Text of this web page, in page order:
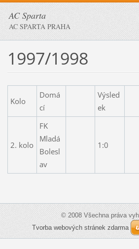
AC Sparta
AC SPARTA PRAHA
1997/1998
Kolo
Domá
cí
Výsled
ek
2. kolo
FK
Mladá
Bolesl
av
1:0
© 2008 Všechna práva
Tvorba webových stránek zdarma